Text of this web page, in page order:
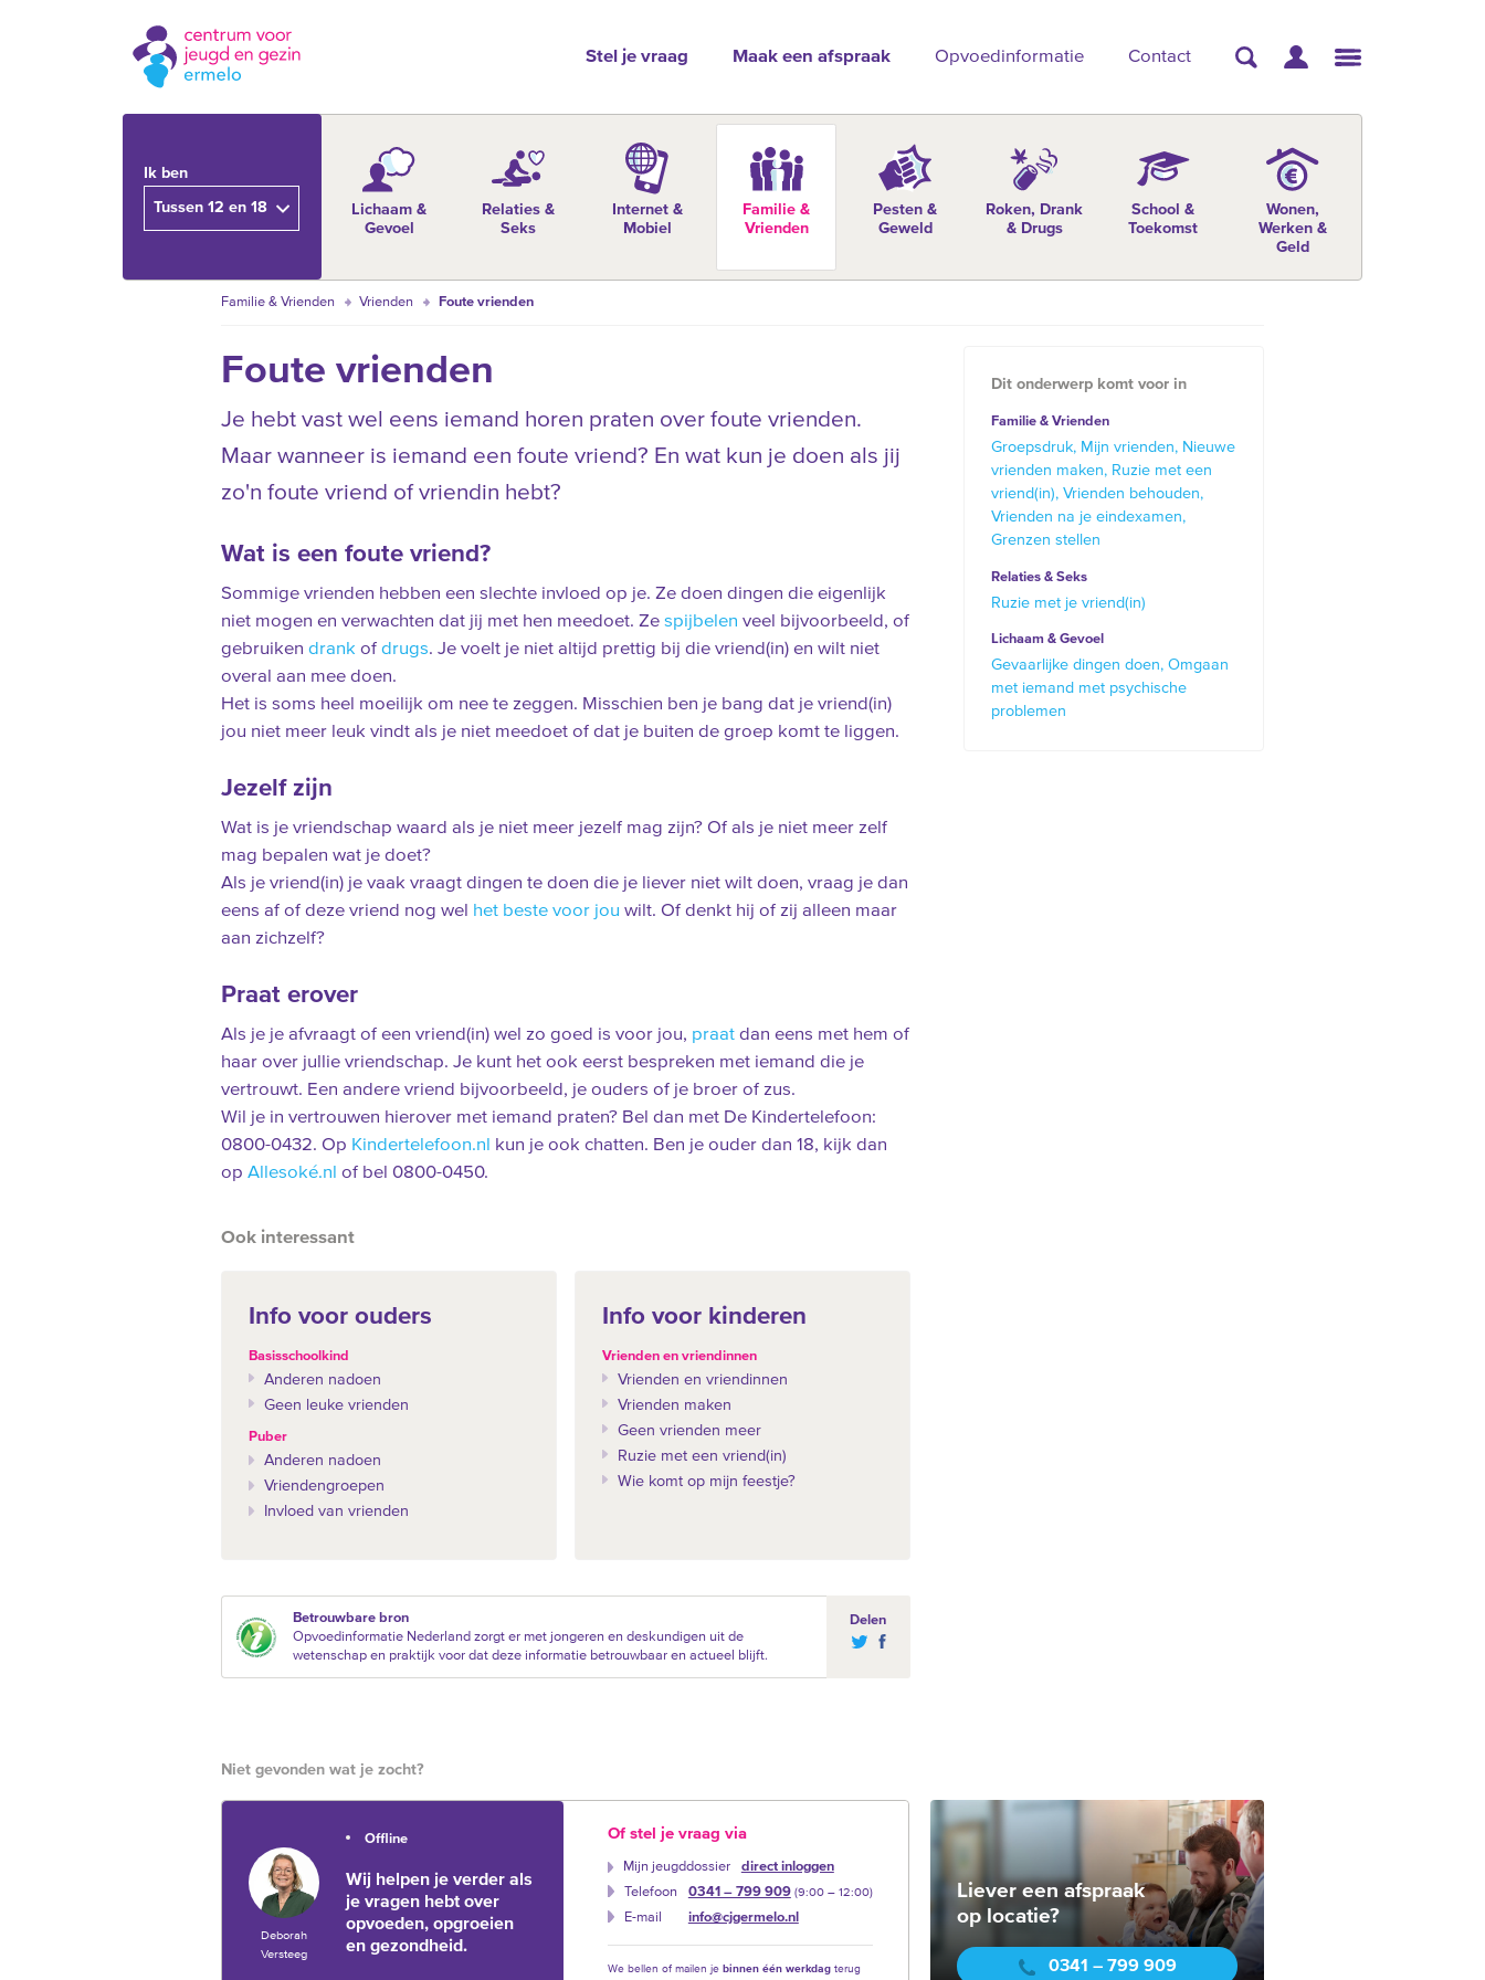
Stel je vraag Maak een afspraak Opvoedinformatie Contact
Ik ben
Tussen 12 en 18
Lichaam &
Gevoel
Relaties &
Seks
Internet &
Mobiel
Familie &
Vrienden
Pesten &
Geweld
Roken, Drank
& Drugs
School &
Toekomst
Wonen,
Werken &
Geld
Familie & Vrienden Vrienden Foute vrienden
Foute vrienden
Je hebt vast wel eens iemand horen praten over foute vrienden.
Maar wanneer is iemand een foute vriend? En wat kun je doen als jij
zo'n foute vriend of vriendin hebt?
Wat is een foute vriend?
Sommige vrienden hebben een slechte invloed op je. Ze doen dingen die eigenlijk
niet mogen en verwachten dat jij met hen meedoet. Ze spijbelen veel bijvoorbeeld, of
gebruiken drank of drugs. Je voelt je niet altijd prettig bij die vriend(in) en wilt niet
overal aan mee doen.
Het is soms heel moeilijk om nee te zeggen. Misschien ben je bang dat je vriend(in)
jou niet meer leuk vindt als je niet meedoet of dat je buiten de groep komt te liggen.
Jezelf zijn
Wat is je vriendschap waard als je niet meer jezelf mag zijn? Of als je niet meer zelf
mag bepalen wat je doet?
Als je vriend(in) je vaak vraagt dingen te doen die je liever niet wilt doen, vraag je dan
eens af of deze vriend nog wel het beste voor jou wilt. Of denkt hij of zij alleen maar
aan zichzelf?
Praat erover
Als je je afvraagt of een vriend(in) wel zo goed is voor jou, praat dan eens met hem of
haar over jullie vriendschap. Je kunt het ook eerst bespreken met iemand die je
vertrouwt. Een andere vriend bijvoorbeeld, je ouders of je broer of zus.
Wil je in vertrouwen hierover met iemand praten? Bel dan met De Kindertelefoon:
0800-0432. Op Kindertelefoon.nl
kun je ook chatten. Ben je ouder dan 18, kijk dan
op Allesoké.nl of bel 0800-0450.
Ook interessant
Info voor ouders
Basisschoolkind
Anderen nadoen
Geen leuke vrienden
Puber
Anderen nadoen
Vriendengroepen
Invloed van vrienden
Info voor kinderen
Vrienden en vriendinnen
Vrienden en vriendinnen
Vrienden maken
Geen vrienden meer
Ruzie met een vriend(in)
Wie komt op mijn feestje?
Betrouwbare bron
Opvoedinformatie Nederland zorgt er met jongeren en deskundigen uit de
wetenschap en praktijk voor dat deze informatie betrouwbaar en actueel blijft.
Delen
Dit onderwerp komt voor in
Familie & Vrienden
Groepsdruk Mijn vrienden
Nieuwe
vrienden maken
Ruzie met een
vriend(in) Vrienden behouden
Vrienden na je eindexamen
Grenzen stellen
Relaties & Seks
Ruzie met je vriend(in)
Lichaam & Gevoel
Gevaarlijke dingen doen Omgaan
met iemand met psychische
problemen
Niet gevonden wat je zocht?
Deborah
Versteeg
Offline
Wij helpen je verder als
je vragen hebt over
opvoeden, opgroeien
en gezondheid.
Of stel je vraag via
Mijn jeugddossier
direct inloggen
Telefoon
0341 – 799 909 (9:00 –‍ 12:00)
E-mail info@cjgermelo.nl
We bellen of mailen je binnen één werkdagterug
Liever een afspraak
op locatie?
0341 – 799 909